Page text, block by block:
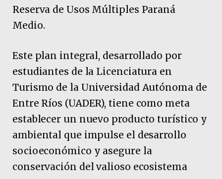
Reserva de Usos Múltiples Paraná
Medio.
Este plan integral, desarrollado por
estudiantes de la Licenciatura en
Turismo de la Universidad Autónoma de
Entre Ríos (UADER), tiene como meta
establecer un nuevo producto turístico y
ambiental que impulse el desarrollo
socioeconómico y asegure la
conservación del valioso ecosistema